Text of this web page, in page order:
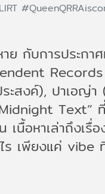
าย กับการประ
ะสงค์), ปาเอ
Text”
เนื้อหาเล่าถึง
ไร เพียงแค่